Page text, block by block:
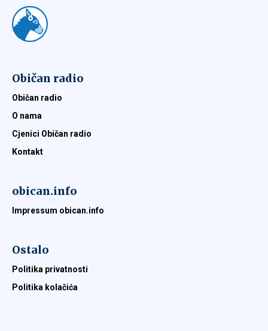
Običan radio
Običan radio
O nama
Cjenici Običan radio
Kontakt
obican.info
Impressum obican.info
Ostalo
Politika privatnosti
Politika kolačića